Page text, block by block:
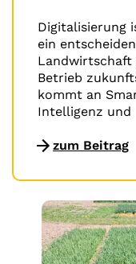
Digitalisierung
ein
Landwirtschaft
Betrieb
kommt an
Intelligenz und
zum Beitrag